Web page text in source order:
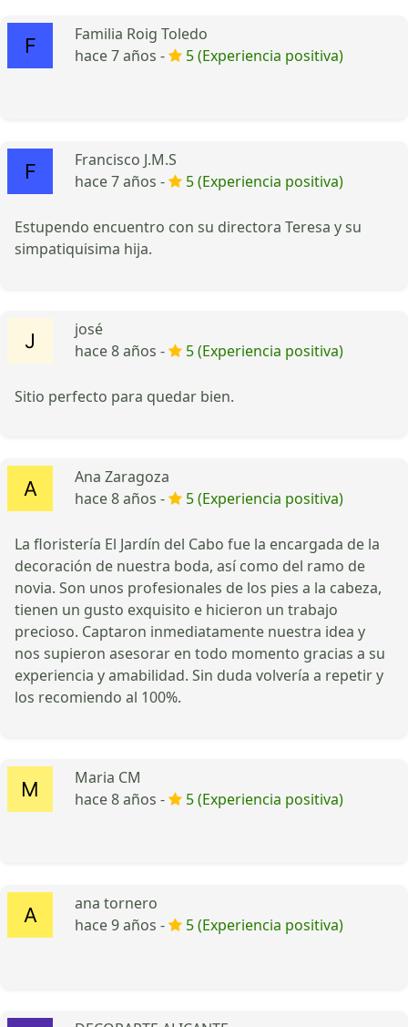
Familia Roig Toledo
hace 7 años -
5 (Experiencia positiva)
Francisco J.M.S
hace 7 años -
5 (Experiencia positiva)
Estupendo encuentro con su directora Teresa y su
simpatiquisima hija.
josé
hace 8 años -
5 (Experiencia positiva)
Sitio perfecto para quedar bien.
Ana Zaragoza
hace 8 años -
5 (Experiencia positiva)
La floristería El Jardín del Cabo fue la encargada de la
decoración de nuestra boda, así como del ramo de
novia. Son unos profesionales de los pies a la cabeza,
tienen un gusto exquisito e hicieron un trabajo
precioso. Captaron inmediatamente nuestra idea y
nos supieron asesorar en todo momento gracias a su
experiencia y amabilidad. Sin duda volvería a repetir y
los recomiendo al 100%.
Maria CM
hace 8 años -
5 (Experiencia positiva)
ana tornero
hace 9 años -
5 (Experiencia positiva)